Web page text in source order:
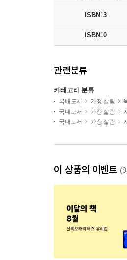
ISBN13
ISBN10
관련분류
카테고리 분류
국내도서 가정 살림
국내도서
가정 살림
국내도서
가정 살림
이 상품의 이벤트